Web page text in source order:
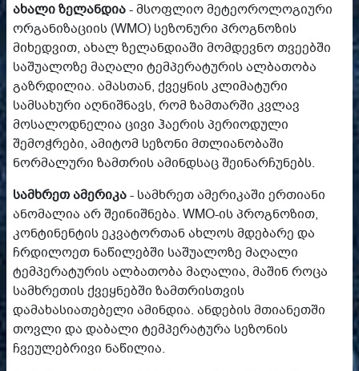
ახალი ზელანდია- მსოფლიო მეტეოროლოგიური
ორგანიზაციის (WMO) სეზონური პროგნოზის
მიხედვით, ახალ ზელანდიაში მომდევნო თვეებში
საშუალოზე მაღალი ტემპერატურის ალბათობა
გაზრდილია. ამასთან, ქვეყნის კლიმატური
სამსახური აღნიშნავს, რომ ზამთარში კვლავ
მოსალოდნელია ცივი ჰაერის პერიოდული
შემოჭრები, ამიტომ სეზონი მთლიანობაში
ნორმალური ზამთრის ამინდსაც შეინარჩუნებს.
სამხრეთ ამერიკა- სამხრეთ ამერიკაში ერთიანი
ანომალია არ შეინიშნება. WMO-ის პროგნოზით,
კონტინენტის ეკვატორთან ახლოს მდებარე და
ჩრდილოეთ ნაწილებში საშუალოზე მაღალი
ტემპერატურის ალბათობა მაღალია, მაშინ როცა
სამხრეთის ქვეყნებში ზამთრისთვის
დამახასიათებელი ამინდია. ანდების მთიანეთში
თოვლი და დაბალი ტემპერატურა სეზონის
ჩვეულებრივი ნაწილია.